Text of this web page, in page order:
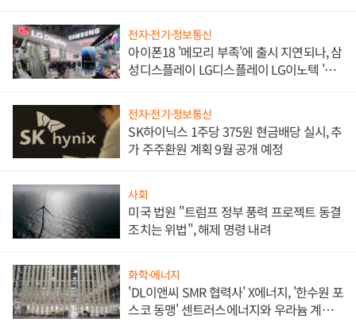
전자·전기·정보통신
아이폰18 '메모리 부족'에 출시 지연되나, 삼
성디스플레이 LG디스플레이 LG이노텍 '탈
전자·전기·정보통신
SK하이닉스 1주당 375원 현금배당 실시, 추
가 주주환원 계획 9월 공개 예정
사회
미국 법원 "트럼프 정부 풍력 프로젝트 동결
조치는 위법", 해제 명령 내려
화학·에너지
'DL이앤씨 SMR 협력사' X에너지, '한수원 포
스코 동맹' 센트러스에너지와 우라늄 계약